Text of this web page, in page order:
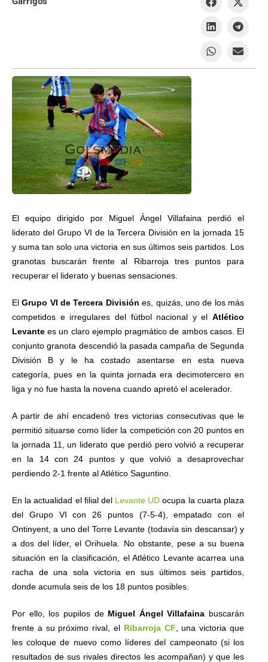
El equipo dirigido por Miguel Ángel Villafaina perdió el
liderato del Grupo VI de la Tercera División en la jornada 15
y suma tan solo una victoria en sus últimos seis partidos. Los
granotas buscarán frente al Ribarroja tres puntos para
recuperar el liderato y buenas sensaciones.
ElGrupo VI de Tercera División es, quizás, uno de los más
competidos e irregulares del fútbol nacional y el Atlético
Levante es un claro ejemplo pragmático de ambos casos. El
conjunto granota descendió la pasada campaña de Segunda
División B y le ha costado asentarse en esta nueva
categoría, pues en la quinta jornada era decimotercero en
liga y no fue hasta la novena cuando apretó el acelerador.
A partir de ahí encadenó tres victorias consecutivas que le
permitió situarse como líder la competición con 20 puntos en
la jornada 11, un liderato que perdió pero volvió a recuperar
en la 14 con 24 puntos y que volvió a desaprovechar
perdiendo 2-1 frente al Atlético Saguntino.
En la actualidad el filial del Levante UD ocupa la cuarta plaza
del Grupo VI con 26 puntos (7-5-4), empatado con el
Ontinyent, a uno del Torre Levante (todavía sin descansar) y
a dos del líder, el Orihuela. No obstante, pese a su buena
situación en la clasificación, el Atlético Levante acarrea una
racha de una sola victoria en sus últimos seis partidos,
donde acumula seis de los 18 puntos posibles.
Por ello, los pupilos de Miguel Ángel Villafaina buscarán
frente a su próximo rival, el Ribarroja CF , una victoria que
les coloque de nuevo como líderes del campeonato (si los
resultados de sus rivales directos les acompañan) y que les